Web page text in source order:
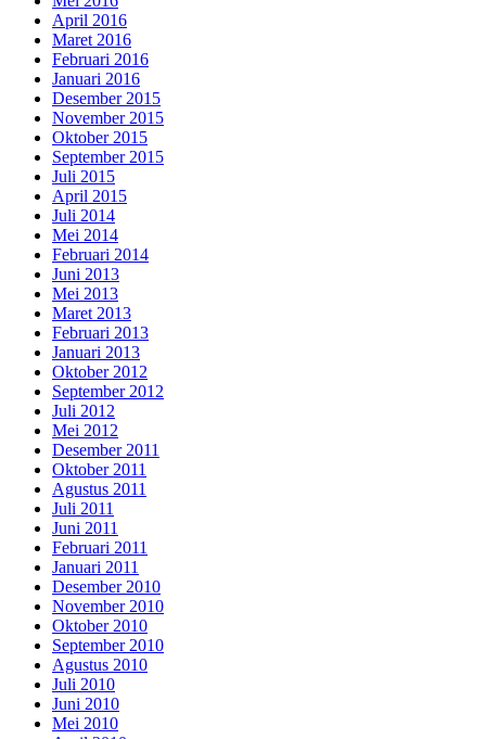
April 2016
Maret 2016
Februari 2016
Januari 2016
Desember 2015
November 2015
Oktober 2015
September 2015
Juli 2015
April 2015
Juli 2014
Mei 2014
Februari 2014
Juni 2013
Mei 2013
Maret 2013
Februari 2013
Januari 2013
Oktober 2012
September 2012
Juli 2012
Mei 2012
Desember 2011
Oktober 2011
Agustus 2011
Juli 2011
Juni 2011
Februari 2011
Januari 2011
Desember 2010
November 2010
Oktober 2010
September 2010
Agustus 2010
Juli 2010
Juni 2010
Mei 2010